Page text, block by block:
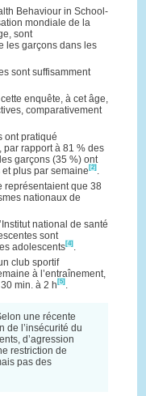
Behaviour in School-
mondiale de la
sont
les garçons dans les
sont suffisamment
enquête, à cet âge,
comparativement
ont pratiqué
rapport à 81 % des
garçons (35 %) ont
plus par semaine [2] .
représentaient que 38
nationaux de
national de santé
sont
adolescents[4] .
club sportif
à l’entraînement,
min. à 2 h [5] .
une récente
de l’insécurité du
d’agression
restriction de
pas des